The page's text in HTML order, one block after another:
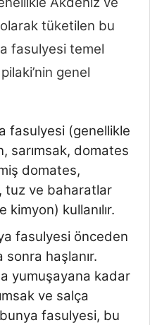
tüketilen bu
fasulyesi temel
genel
fasulyesi (genellikle
sarımsak, domates
domates,
tuz ve baharatlar
kullanılır.
fasulyesi önceden
haşlanır.
yumuşayana kadar
ve salça
fasulyesi, bu